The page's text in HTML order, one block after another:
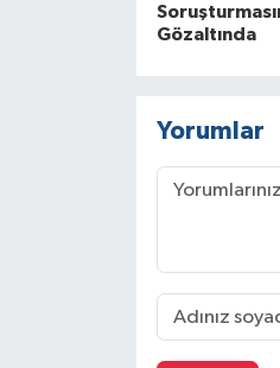
Gözaltında
Yorumlar